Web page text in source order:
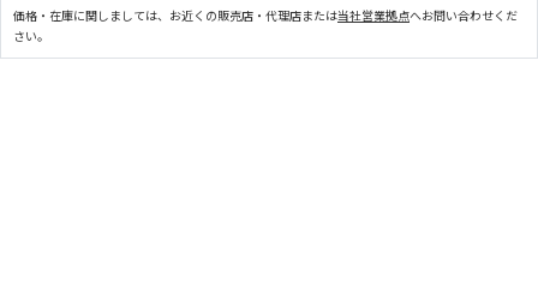
価格・在庫に関しましては、お近くの販売店・代理店または当社営業拠点へお問い合わせくだ
さい。